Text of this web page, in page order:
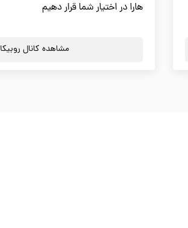
هارا در اختیار شما قرار دهیم
مشاهده کانال روبیکا